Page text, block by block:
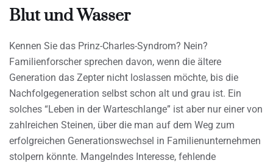
Blut und Wasser
Kennen Sie das Prinz-Charles-Syndrom? Nein?
Familienforscher sprechen davon, wenn die ältere
Generation das Zepter nicht loslassen möchte, bis die
Nachfolgegeneration selbst schon alt und grau ist. Ein
solches “Leben in der Warteschlange” ist aber nur einer von
zahlreichen Steinen, über die man auf dem Weg zum
erfolgreichen Generationswechsel in Familienunternehmen
stolpern könnte. Mangelndes Interesse, fehlende